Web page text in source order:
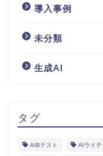
導入事例
未分類
生成AI
タグ
A/Bテスト AIライテ